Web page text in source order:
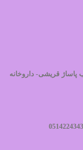
پاساژ قریشی- داروخانه